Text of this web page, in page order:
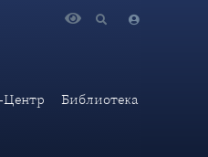
Центр Библиотека